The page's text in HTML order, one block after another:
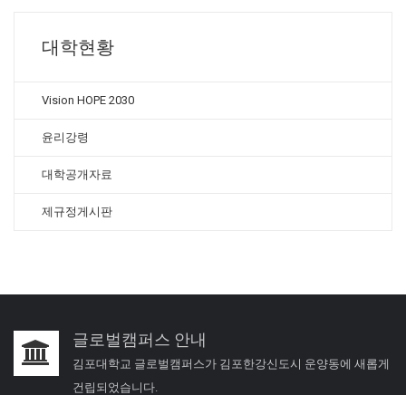
대학현황
Vision HOPE 2030
윤리강령
대학공개자료
제규정게시판
글로벌캠퍼스 안내
김포대학교 글로벌캠퍼스가 김포한강신도시 운양동에 새롭게
건립되었습니다.